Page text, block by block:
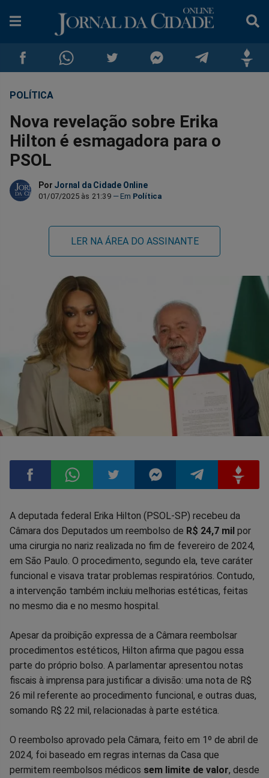
Compartilhar
no
Facebook
Compartilhar
no
no
no
no
POLÍTICA
Nova revelação sobre Erika
Hilton é esmagadora para o
PSOL
Por Jornal da Cidade Online
01/07/2025 às 21:39 Política
LER NA ÁREA DO ASSINANTE
Compartilhar
no
Facebook
Compartilhar
no
Whatsapp
Compartilhar
no
Twitter
Compartilhar
no
Messenger
Compartilhar
no
Telegram
no
Gettr
A deputada federal Erika Hilton (PSOL-SP) recebeu da
Câmara dos Deputados um reembolso de R$ 24,7 mil por
uma cirurgia no nariz realizada no fim de fevereiro de 2024,
em São Paulo. O procedimento, segundo ela, teve caráter
funcional e visava tratar problemas respiratórios. Contudo,
a intervenção também incluiu melhorias estéticas, feitas
no mesmo dia e no mesmo hospital.
Apesar da proibição expressa de a Câmara reembolsar
procedimentos estéticos, Hilton afirma que pagou essa
parte do próprio bolso. A parlamentar apresentou notas
fiscais à imprensa para justificar a divisão: uma nota de R$
26 mil referente ao procedimento funcional, e outras duas,
somando R$ 22 mil, relacionadas à parte estética.
O reembolso aprovado pela Câmara, feito em 1º de abril de
2024, foi baseado em regras internas da Casa que
permitem reembolsos médicos sem limite de valor, desde